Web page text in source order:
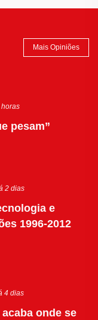
Mais Opiniões
pesam”
2 dias
e
1996-2012
4 dias
acaba onde se